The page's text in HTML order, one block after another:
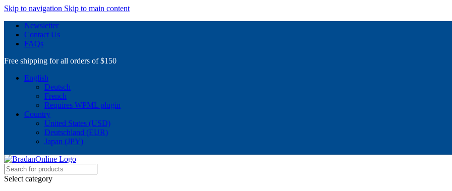
Skip to navigation Skip to main content
Newsletter
Contact Us
FAQs
Free shipping for all orders of $150
English
Deutsch
French
Requires WPML plugin
Country
United States (USD)
Deutschland (EUR)
Japan (JPY)
Select category